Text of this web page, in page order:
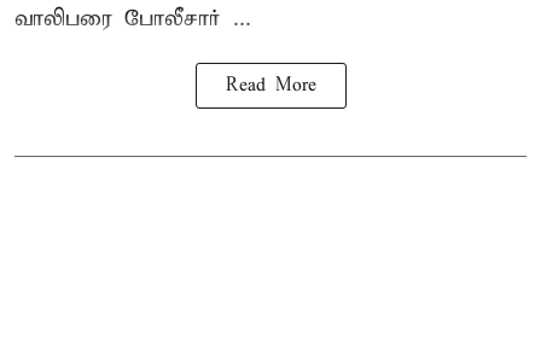
வாலிபரை போலீசார் ...
Read More